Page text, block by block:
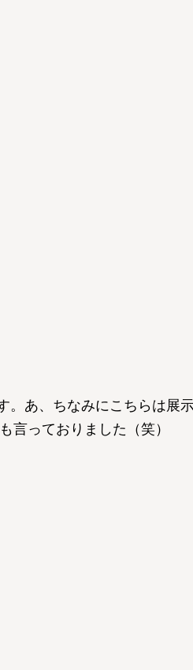
。あ、ちなみにこちらは展
言っておりました（笑）